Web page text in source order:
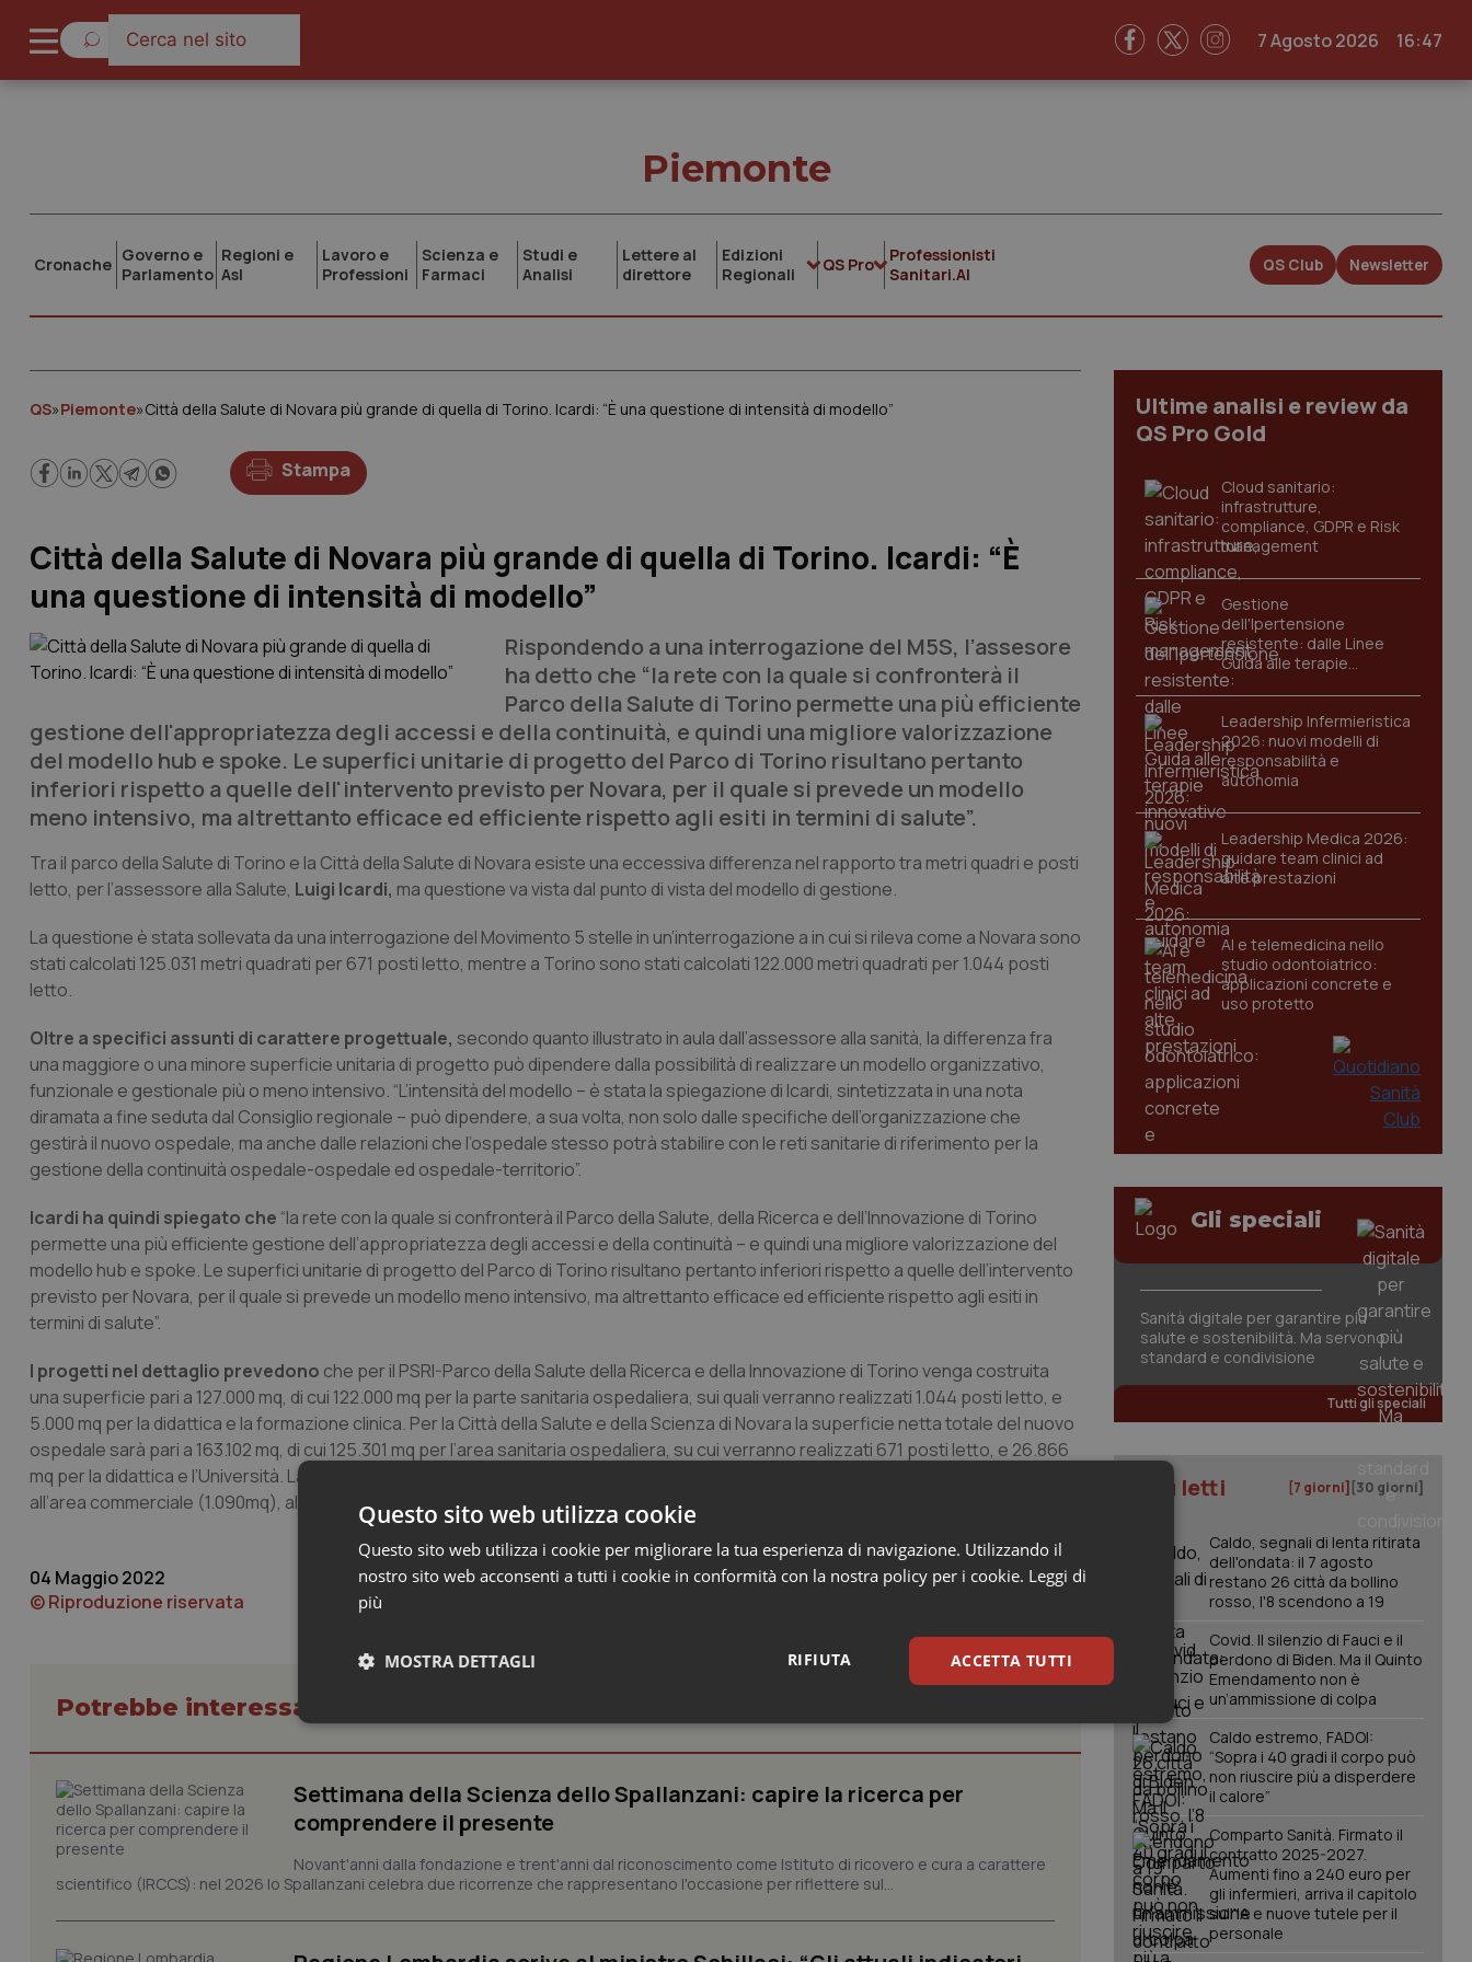
7 Agosto 2026 16:47
Piemonte
Cronache Governo e
Parlamento
Regioni e
Asl
Lavoro e
Professioni
Scienza e
Farmaci
Studi e
Analisi
Lettere al
direttore
Edizioni
Regionali
QS Pro
Professionisti
Sanitari.AI
QS Club Newsletter
QS»Piemonte»Città della Salute di Novara più grande di quella di Torino. Icardi: “È una questione di intensità di modello”
Stampa
Città della Salute di Novara più grande di quella di Torino. Icardi: “È
una questione di intensità di modello”
Rispondendo a una interrogazione del M5S, l’assesore
ha detto che “la rete con la quale si confronterà il
Parco della Salute di Torino permette una più efficiente
gestione dell'appropriatezza degli accessi e della continuità, e quindi una migliore valorizzazione
del modello hub e spoke. Le superfici unitarie di progetto del Parco di Torino risultano pertanto
inferiori rispetto a quelle dell'intervento previsto per Novara, per il quale si prevede un modello
meno intensivo, ma altrettanto efficace ed efficiente rispetto agli esiti in termini di salute”.
Tra il parco della Salute di Torino e la Città della Salute di Novara esiste una eccessiva differenza nel rapporto tra metri quadri e posti
letto, per l’assessore alla Salute, Luigi Icardi, ma questione va vista dal punto di vista del modello di gestione.
La questione è stata sollevata da una interrogazione del Movimento 5 stelle in un’interrogazione a in cui si rileva come a Novara sono
stati calcolati 125.031 metri quadrati per 671 posti letto, mentre a Torino sono stati calcolati 122.000 metri quadrati per 1.044 posti
letto.
Oltre a specifici assunti di carattere progettuale, secondo quanto illustrato in aula dall’assessore alla sanità, la differenza fra
una maggiore o una minore superficie unitaria di progetto può dipendere dalla possibilità di realizzare un modello organizzativo,
funzionale e gestionale più o meno intensivo. “L’intensità del modello – è stata la spiegazione di Icardi, sintetizzata in una nota
diramata a fine seduta dal Consiglio regionale – può dipendere, a sua volta, non solo dalle specifiche dell’organizzazione che
gestirà il nuovo ospedale, ma anche dalle relazioni che l’ospedale stesso potrà stabilire con le reti sanitarie di riferimento per la
gestione della continuità ospedale-ospedale ed ospedale-territorio”.
Icardi ha quindi spiegato che “la rete con la quale si confronterà il Parco della Salute, della Ricerca e dell’Innovazione di Torino
permette una più efficiente gestione dell’appropriatezza degli accessi e della continuità – e quindi una migliore valorizzazione del
modello hub e spoke. Le superfici unitarie di progetto del Parco di Torino risultano pertanto inferiori rispetto a quelle dell’intervento
previsto per Novara, per il quale si prevede un modello meno intensivo, ma altrettanto efficace ed efficiente rispetto agli esiti in
termini di salute”.
I progetti nel dettaglio prevedono che per il PSRI-Parco della Salute della Ricerca e della Innovazione di Torino venga costruita
una superficie pari a 127.000 mq, di cui 122.000 mq per la parte sanitaria ospedaliera, sui quali verranno realizzati 1.044 posti letto, e
5.000 mq per la didattica e la formazione clinica. Per la Città della Salute e della Scienza di Novara la superficie netta totale del nuovo
ospedale sarà pari a 163.102 mq, di cui 125.301 mq per l’area sanitaria ospedaliera, su cui verranno realizzati 671 posti letto, e 26.866
mq per la didattica e l’Università. La restante superficie, pari a 10.935 mq, sarà destinata alla direzione ospedaliera (4.809 mq),
all’area commerciale (1.090mq), all’asilo nido (530 mq), all’area tecnica a supporto (3.297 mq) e all’incubatore (1.209 mq).
04 Maggio 2022
© Riproduzione riservata
Potrebbe interessarti in Piemonte
Settimana della Scienza dello Spallanzani: capire la ricerca per
comprendere il presente
Novant'anni dalla fondazione e trent'anni dal riconoscimento come Istituto di ricovero e cura a carattere
scientifico (IRCCS): nel 2026 lo Spallanzani celebra due ricorrenze che rappresentano l'occasione per riflettere sul...
Ultime analisi e review da
QS Pro Gold
Cloud sanitario:
infrastrutture,
compliance, GDPR e Risk
management
Gestione
dell'Ipertensione
resistente: dalle Linee
Guida alle terapie
innovative
Leadership Infermieristica
2026: nuovi modelli di
responsabilità e
autonomia
Leadership Medica 2026:
guidare team clinici ad
alte prestazioni
AI e telemedicina nello
studio odontoiatrico:
applicazioni concrete e
uso protetto
Gli speciali
Sanità digitale per garantire più
salute e sostenibilità. Ma servono
standard e condivisione
Tutti gli speciali
I più letti [7 giorni] [30 giorni]
Caldo, segnali di lenta ritirata
dell'ondata: il 7 agosto
restano 26 città da bollino
rosso, l'8 scendono a 19
Covid. Il silenzio di Fauci e il
perdono di Biden. Ma il Quinto
Emendamento non è
un’ammissione di colpa
Caldo estremo, FADOI:
“Sopra i 40 gradi il corpo può
non riuscire più a disperdere
il calore”
Comparto Sanità. Firmato il
contratto 2025-2027.
Aumenti fino a 240 euro per
gli infermieri, arriva il capitolo
sull'IA e nuove tutele per il
personale
Questo sito web utilizza cookie
Questo sito web utilizza i cookie per migliorare la tua esperienza di navigazione. Utilizzando il
nostro sito web acconsenti a tutti i cookie in conformità con la nostra policy per i cookie. Leggi di
più
ACCETTA TUTTI
RIFIUTA
MOSTRA DETTAGLI
Necessari Statistici Marketing
Necessari Statistici Marketing
I cookie necessari contribuiscono a rendere fruibile il sito web abilitandone funzionalità di base quali la navigazione sulle pagine